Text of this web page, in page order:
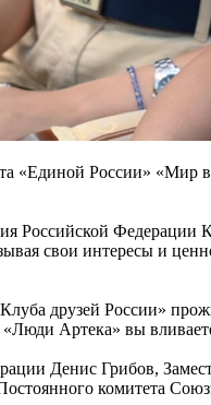
«Единой России»
Российской
свои интересы и
друзей России»
Артека» вы
Денис Грибов,
комитета